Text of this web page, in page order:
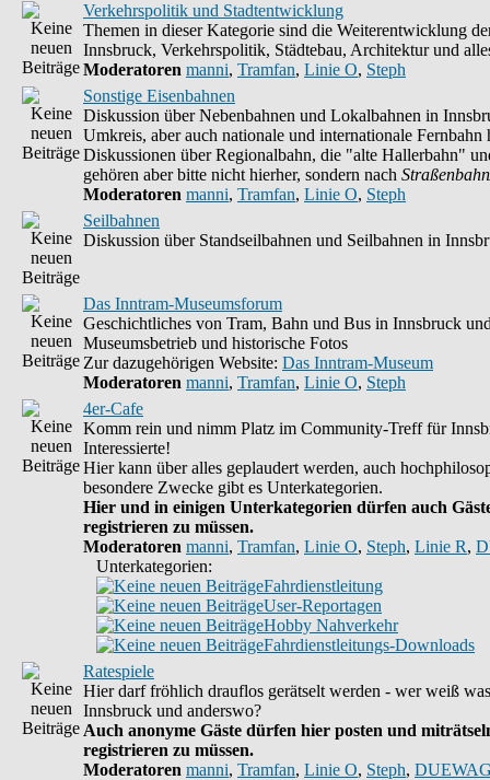
Verkehrspolitik und Stadtentwicklung
Themen in dieser Kategorie sind die Weiterentwicklung
Innsbruck, Verkehrspolitik, Städtebau, Architektur und
Moderatoren manni, Tramfan, Linie O, Steph
Sonstige Eisenbahnen
Diskussion über Nebenbahnen und Lokalbahnen in
Umkreis, aber auch nationale und internationale Fernbahn
Diskussionen über Regionalbahn, die "alte Hallerbahn"
gehören aber bitte nicht hierher, sondern nach
Moderatoren manni, Tramfan, Linie O, Steph
Seilbahnen
Diskussion über Standseilbahnen und Seilbahnen in
Das Inntram-Museumsforum
Geschichtliches von Tram, Bahn und Bus in Innsbruck
Museumsbetrieb und historische Fotos
Zur dazugehörigen Website: Das Inntram-Museum
Moderatoren manni, Tramfan, Linie O, Steph
4er-Cafe
Komm rein und nimm Platz im Community-Treff für
Interessierte!
Hier kann über alles geplaudert werden, auch
besondere Zwecke gibt es Unterkategorien.
Hier und in einigen Unterkategorien dürfen auch
registrieren zu müssen.
Moderatoren manni, Tramfan, Linie O, Steph, Linie R,
Unterkategorien:
Fahrdienstleitung
User-Reportagen
Hobby Nahverkehr
Fahrdienstleitungs-Downloads
Ratespiele
Hier darf fröhlich drauflos gerätselt werden - wer weiß
Innsbruck und anderswo?
Auch anonyme Gäste dürfen hier posten und
registrieren zu müssen.
Moderatoren manni, Tramfan, Linie O, Steph,